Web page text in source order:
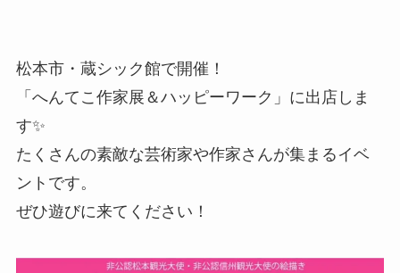
松本市・蔵シック館で開催！
「へんてこ作家展＆ハッピーワーク」に出店しま
す✨
たくさんの素敵な芸術家や作家さんが集まるイベ
ントです。
ぜひ遊びに来てください！